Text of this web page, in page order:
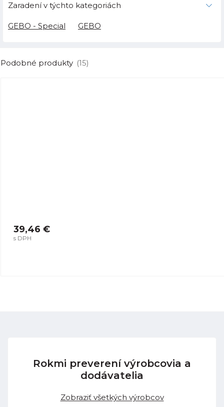
Zaradení v týchto kategoriách
GEBO - Special GEBO
Podobné produkty (15)
39,46 €
s DPH
Rokmi preverení výrobcovia a
dodávatelia
Zobraziť všetkých výrobcov